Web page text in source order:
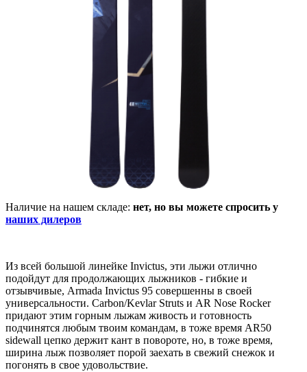
Наличие на нашем складе: нет, но вы можете спросить у
наших дилеров
Из всей большой линейке Invictus, эти лыжи отлично
подойдут для продолжающих лыжников - гибкие и
отзывчивые, Armada Invictus 95 совершенны в своей
универсальности. Carbon/Kevlar Struts и AR Nose Rocker
придают этим горным лыжам живость и готовность
подчинятся любым твоим командам, в тоже время AR50
sidewall цепко держит кант в повороте, но, в тоже время,
ширина лыж позволяет порой заехать в свежий снежок и
погонять в свое удовольствие.